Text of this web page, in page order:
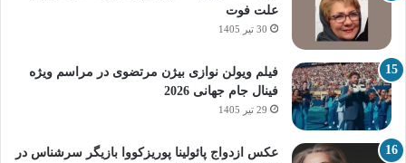
علت فوت
30 تیر 1405
فیلم ویولن نوازی بیژن مرتضوی در مراسم ویژه
فینال جام جهانی 2026
29 تیر 1405
عکس ازدواج پائولینا پوریزکووا بازیگر سرشناس در